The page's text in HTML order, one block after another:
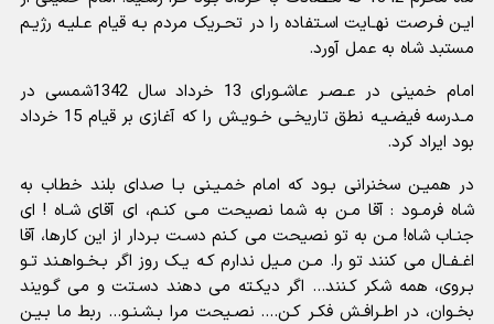
ایـن فـرصت نهـایت اسـتفاده را در تحـریک مردم بـه قیام عـلیـه رژیـم
مستبد شاه به عمل آورد.
امام خمینى در عـصـر عاشـوراى 13 خرداد سال 1342شمسى در
مـدرسه فیضـیـه نطق تاریخـى خـویـش را که آغازى بر قیام 15 خرداد
بود ایراد کرد.
در همیـن سخنرانى بـود که امام خمـیـنى بـا صداى بلند خطاب به
شاه فرمـود : آقا مـن به شما نصیحت مـى کنـم، اى آقاى شـاه ! اى
جنـاب شاه! مـن به تو نصیحت مى کـنم دسـت بـردار از این کارها، آقا
اغـفـال مى کنند تو را. مـن مـیل ندارم کـه یـک روز اگر بـخـواهـند تـو
بـروى، همه شکر کـنند... اگر دیکـته مى دهند دسـتت و مى گـویند
بخـوان، در اطـرافـش فکـر کـن.... نصـیحت مرا بـشـنـو... ربط ما بـیـن